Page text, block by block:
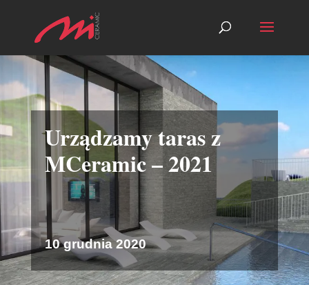
Urządzamy taras z
MCeramic – 2021
10 grudnia 2020